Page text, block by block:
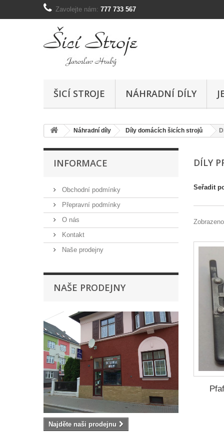
Zavolejte nám: 777 733 567
ŠICÍ STROJE NÁHRADNÍ DÍLY
Náhradní díly Díly domácích šicích strojů
INFORMACE
Obchodní podmínky
Přepravní podmínky
O nás
Kontakt
Naše prodejny
NAŠE PRODEJNY
Najděte naši prodejnu
DÍLY
Seřadit